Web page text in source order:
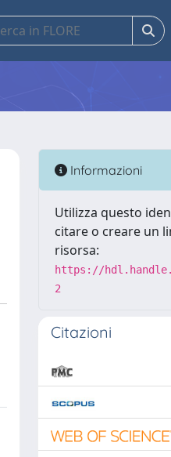
Informazioni
Utilizza questo
citare o creare un
risorsa:
https://
2
Citazioni